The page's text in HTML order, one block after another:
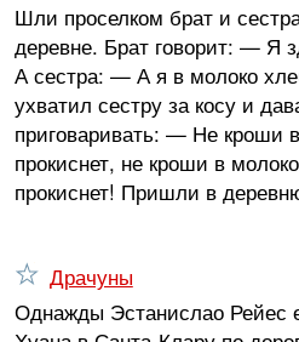
Шли проселком брат и
деревне. Брат говорит: — Я
А сестра: — А я в молоко
ухватил сестру за косу и
приговаривать: — Не кроши
прокиснет, не кроши в
прокиснет! Пришли в
Драчуны
Однажды Эстанислао Рейес